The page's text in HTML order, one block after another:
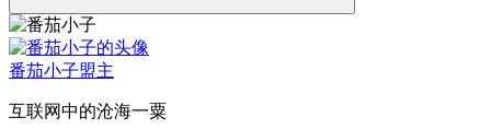
番茄小子盟主
互联网中的沧海一粟